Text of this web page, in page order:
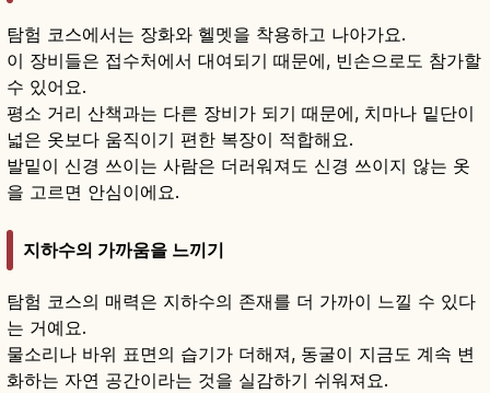
탐험 코스에서는 장화와 헬멧을 착용하고 나아가요.
이 장비들은 접수처에서 대여되기 때문에, 빈손으로도 참가할
수 있어요.
평소 거리 산책과는 다른 장비가 되기 때문에, 치마나 밑단이
넓은 옷보다 움직이기 편한 복장이 적합해요.
발밑이 신경 쓰이는 사람은 더러워져도 신경 쓰이지 않는 옷
을 고르면 안심이에요.
지하수의 가까움을 느끼기
탐험 코스의 매력은 지하수의 존재를 더 가까이 느낄 수 있다
는 거예요.
물소리나 바위 표면의 습기가 더해져, 동굴이 지금도 계속 변
화하는 자연 공간이라는 것을 실감하기 쉬워져요.